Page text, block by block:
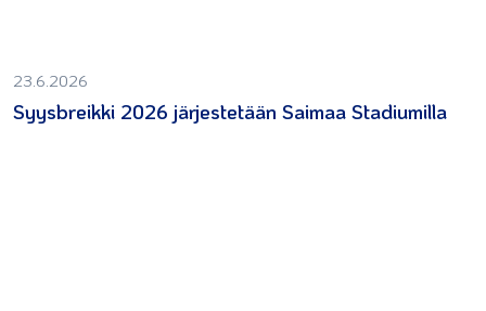
23.6.2026
Syysbreikki 2026 järjestetään Saimaa Stadiumilla